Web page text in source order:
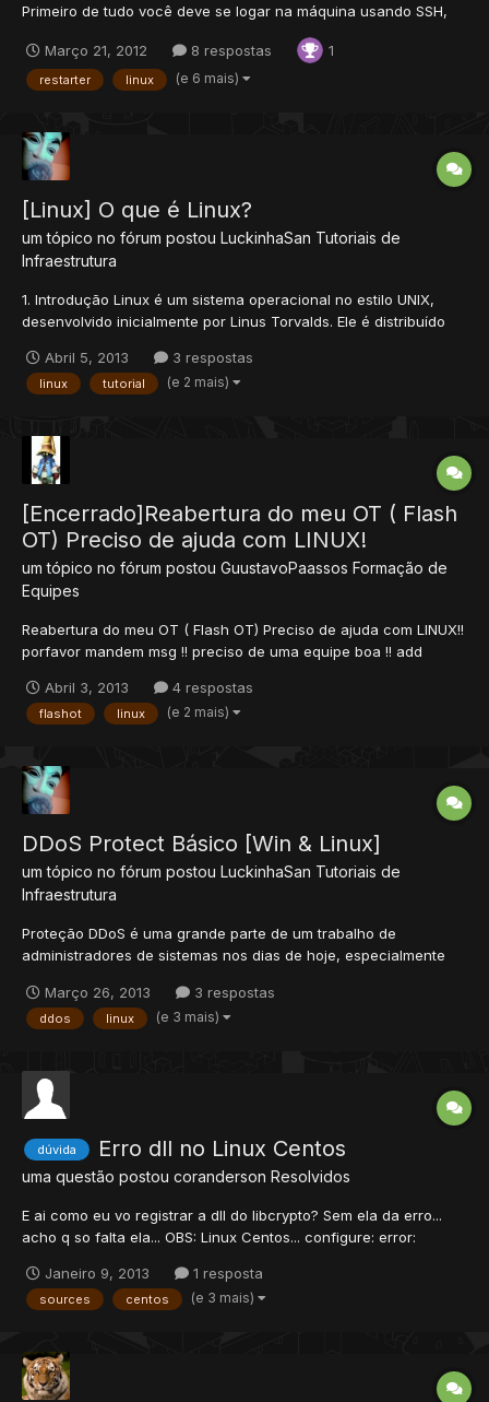
Primeiro de tudo você deve se logar na máquina usando SSH,
não vou cobrir isso aqui neste tutorial, pois é o básico do básico
para entrar em um servidor linux. Usaremos o Screen que é um
aplicativo do linux que te per...
Março 21, 2012 8 respostas 1
restarter linux (e 6 mais)
[Linux] O que é Linux?
um tópico no fórum postou LuckinhaSan Tutoriais de
Infraestrutura
1. Introdução Linux é um sistema operacional no estilo UNIX,
desenvolvido inicialmente por Linus Torvalds. Ele é distribuído
o torna um software livre, cujo código fonte deve ser sempre
disponibilizado. O Linux em si é o núcleo do...
Abril 5, 2013 3 respostas
linux tutorial (e 2 mais)
[Encerrado]Reabertura do meu OT ( Flash
OT) Preciso de ajuda com LINUX!
um tópico no fórum postou GuustavoPaassos Formação de
Equipes
Reabertura do meu OT ( Flash OT) Preciso de ajuda com LINUX!!
porfavor mandem msg !! preciso de uma equipe boa !! add
Abril 3, 2013
4 respostas
flashot linux (e 2 mais)
DDoS Protect Básico [Win & Linux]
um tópico no fórum postou LuckinhaSan Tutoriais de
Infraestrutura
Proteção DDoS é uma grande parte de um trabalho de
administradores de sistemas nos dias de hoje, especialmente
comprar outro servidor, configurar um firewall CISCO sobre ele
e redirecionar todo o tráfego para o servidor principal.
Março 26, 2013 3 respostas
ddos linux (e 3 mais)
dúvida Erro dll no Linux Centos
uma questão postou coranderson Resolvidos
E ai como eu vo registrar a dll do libcrypto? Sem ela da erro...
acho q so falta ela... OBS: Linux Centos... configure: error:
esse mesmo problema... mas ngm sabe resolver... pelo menos eu
nao vi ninguem...
Janeiro 9, 2013 1 resposta
sources centos (e 3 mais)